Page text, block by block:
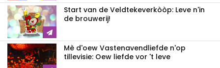
Start van de Veldtekeverkòòp: Leve n'in
de brouwerij!
Mè d'oew Vastenavendliefde n'op
tillevisie: Oew liefde vor 't leve